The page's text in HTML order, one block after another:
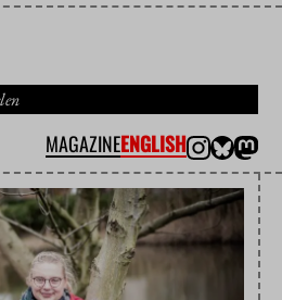
MAGAZINEENGLISH